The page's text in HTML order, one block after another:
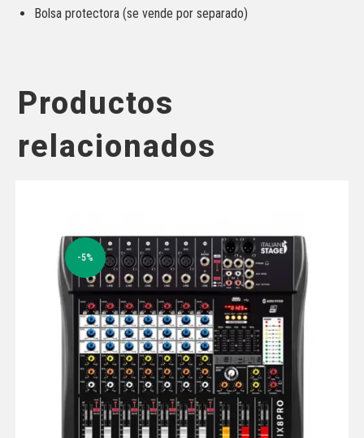
Bolsa protectora (se vende por separado)
Productos
relacionados
-5%